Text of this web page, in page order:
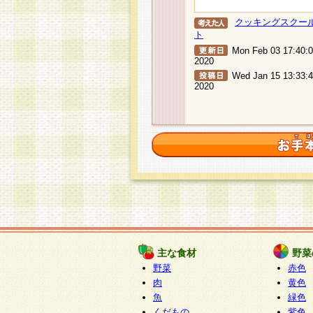
クッキングスクー
ト
Mon Feb 03
2020
Wed Jan 15
2020
主な食材
野菜
肉
魚
野
赤色
黄色
緑色